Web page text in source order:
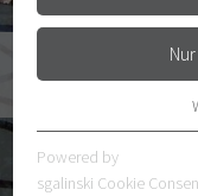
Essenzielle Cookies
benötigt. Dadurch
Powered by
sgalinski Cookie